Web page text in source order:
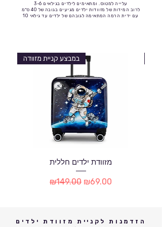
עלייה למטוס. ומתאימים לילדים בגילאים 3-6
לרוב המידות של מזוודות ילדים מגיעים בגובה של 40 ס״מ
עם ידית הרמה המתאימה לגובהם של ילדים עד גילאי 10
במבצע קניית מזוודה
מזוודת ילדים חללית
Regular Price
₪149.00 Sale Price
₪69.00
הזדמנות לקניית מזוודת ילדים